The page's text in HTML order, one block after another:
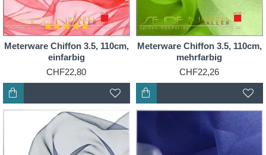
Meterware Chiffon 3.5, 110cm,
einfarbig
CHF22,80
Meterware Chiffon 3.5, 110cm,
mehrfarbig
CHF22,26